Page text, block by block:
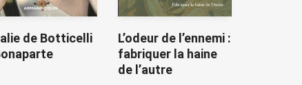
de Botticelli
L’odeur de l’ennemi :
fabriquer la haine
de l’autre